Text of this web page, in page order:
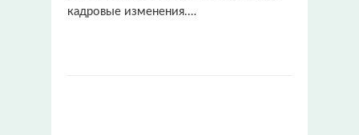
кадровые изменения.…